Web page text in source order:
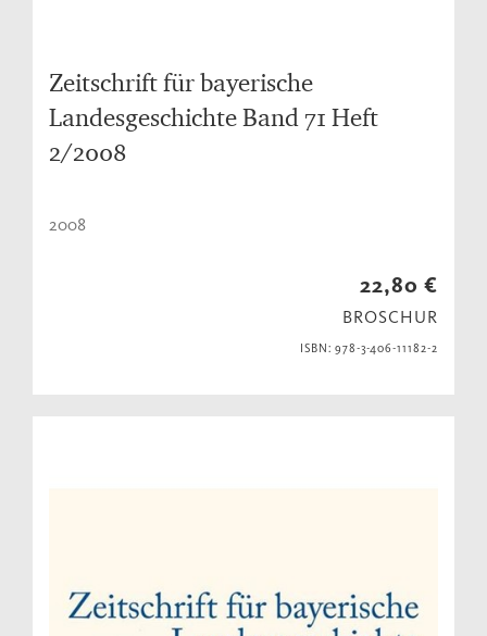
Zeitschrift für bayerische
Landesgeschichte Band 71 Heft
2/2008
2008
22,80 €
BROSCHUR
ISBN: 978-3-406-11182-2